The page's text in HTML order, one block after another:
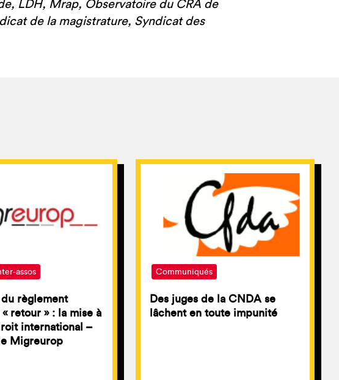
LDH, Mrap, Observatoire du CRA de
de la magistrature, Syndicat des
assos
règlement
retour » : la mise à
international –
Migreurop
Communiqués
Des juges de la CNDA se
lâchent en toute impunité